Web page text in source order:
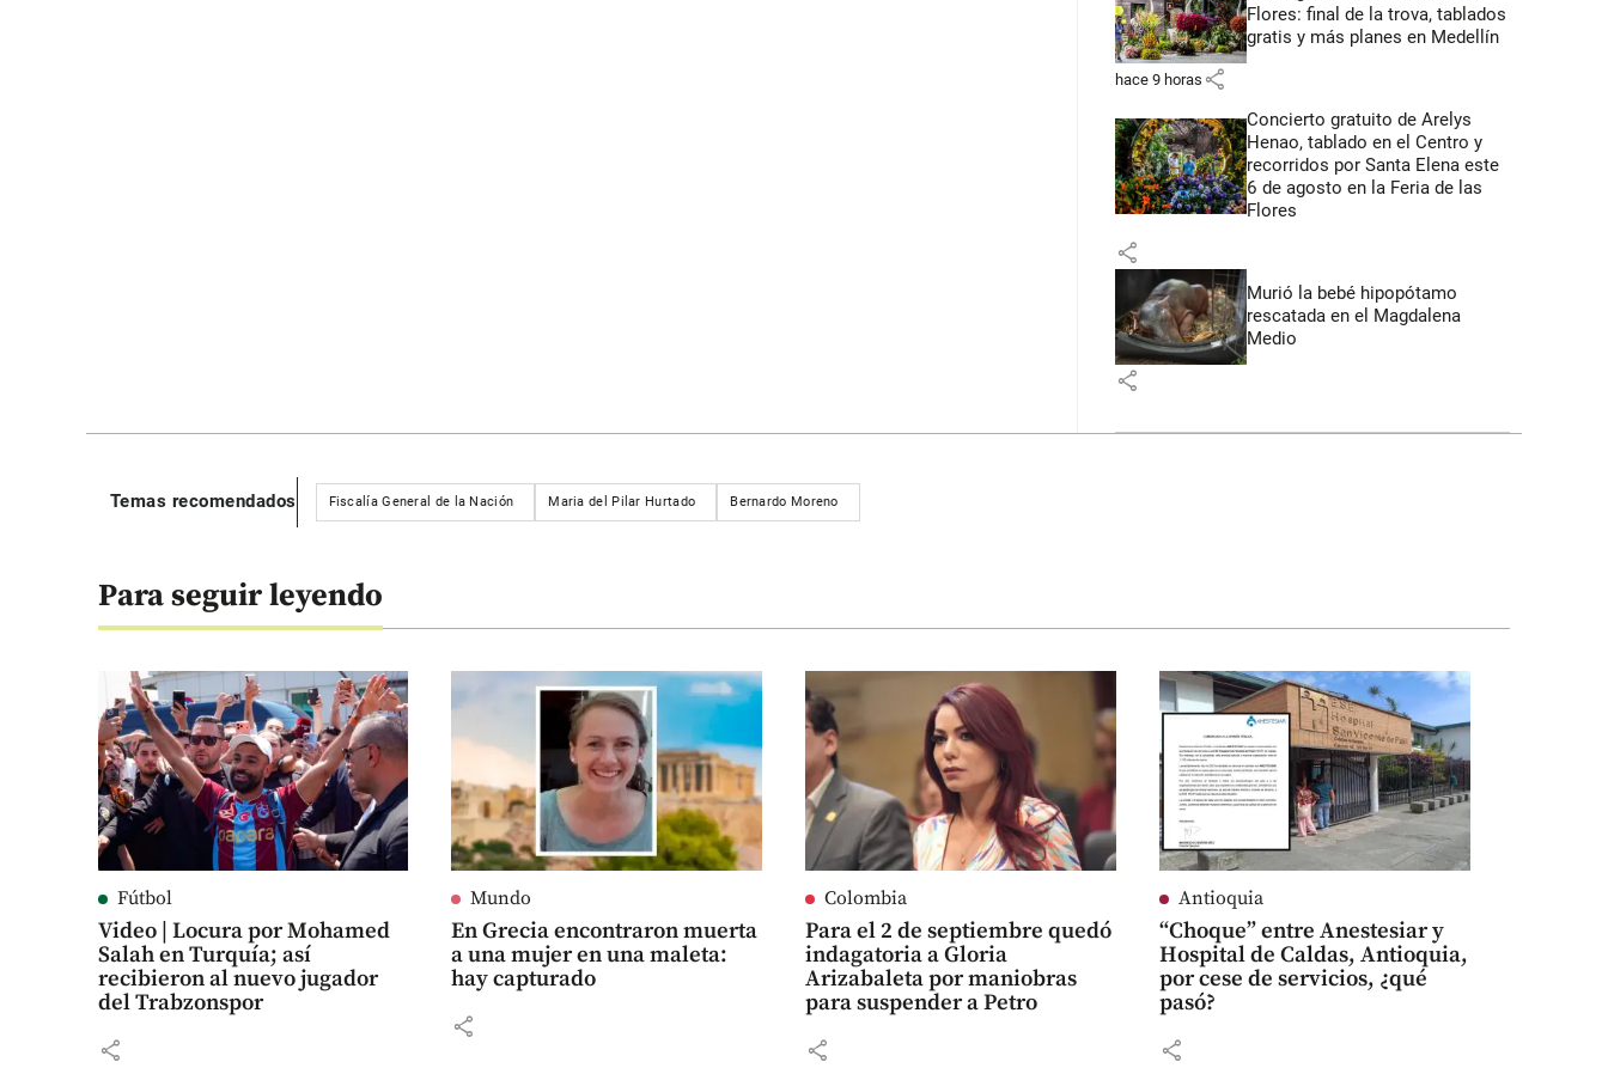
Flores: final de la trova, tablados
gratis y más planes en Medellín
hace 9 horas share
Concierto gratuito de Arelys
Henao, tablado en el Centro y
recorridos por Santa Elena este
6 de agosto en la Feria de las
Flores
share
Murió la bebé hipopótamo
rescatada en el Magdalena
Medio
share
Temas recomendados Fiscalía General de la Nación Maria del Pilar Hurtado Bernardo Moreno
Para seguir leyendo
Fútbol
Video | Locura por Mohamed
Salah en Turquía; así
recibieron al nuevo jugador
del Trabzonspor
share
Mundo
En Grecia encontraron muerta
a una mujer en una maleta:
hay capturado
share
Colombia
Para el 2 de septiembre quedó
indagatoria a Gloria
Arizabaleta por maniobras
para suspender a Petro
share
Antioquia
“Choque” entre Anestesiar y
Hospital de Caldas, Antioquia,
por cese de servicios, ¿qué
pasó?
share